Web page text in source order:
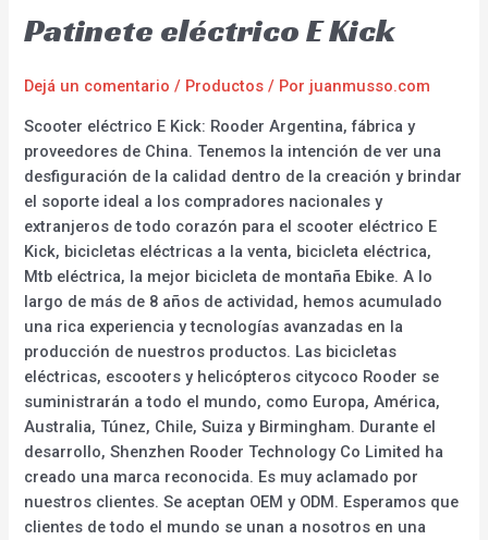
Patinete eléctrico E Kick
Dejá un comentario / Productos / Por juanmusso.com
Scooter eléctrico E Kick: Rooder Argentina, fábrica y
proveedores de China. Tenemos la intención de ver una
desfiguración de la calidad dentro de la creación y brindar
el soporte ideal a los compradores nacionales y
extranjeros de todo corazón para el scooter eléctrico E
Kick, bicicletas eléctricas a la venta, bicicleta eléctrica,
Mtb eléctrica, la mejor bicicleta de montaña Ebike. A lo
largo de más de 8 años de actividad, hemos acumulado
una rica experiencia y tecnologías avanzadas en la
producción de nuestros productos. Las bicicletas
eléctricas, escooters y helicópteros citycoco Rooder se
suministrarán a todo el mundo, como Europa, América,
Australia, Túnez, Chile, Suiza y Birmingham. Durante el
desarrollo, Shenzhen Rooder Technology Co Limited ha
creado una marca reconocida. Es muy aclamado por
nuestros clientes. Se aceptan OEM y ODM. Esperamos que
clientes de todo el mundo se unan a nosotros en una